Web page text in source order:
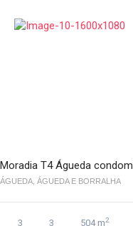
Moradia T4 Águeda
ÁGUEDA, ÁGUEDA E BORRALHA
3 3 504 m2